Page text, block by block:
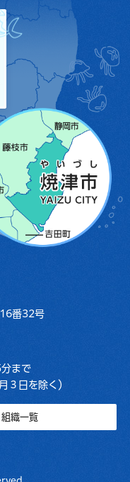
番32号
まで
３日を除く）
組織一覧